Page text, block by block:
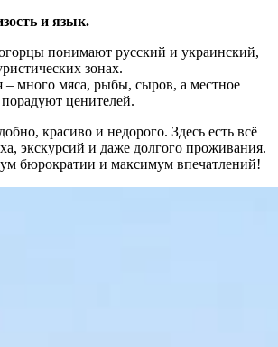
и язык.
понимают русский и украинский,
зонах.
– много мяса, рыбы, сыров, а местное
ценителей.
красиво и недорого. Здесь есть всё
экскурсий и даже долгого проживания.
бюрократии и максимум впечатлений!